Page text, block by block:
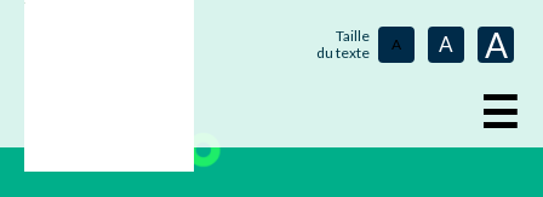
Taille
du texte
A A A
☰